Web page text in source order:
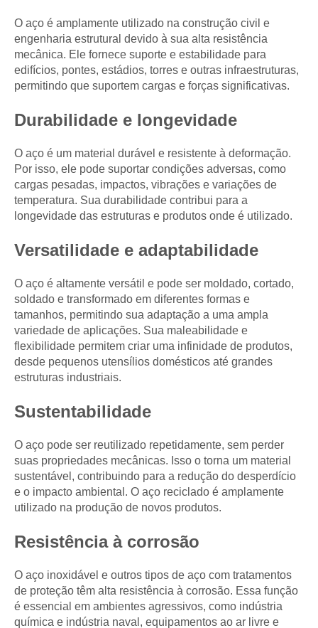
O aço é amplamente utilizado na construção civil e
engenharia estrutural devido à sua alta resistência
mecânica. Ele fornece suporte e estabilidade para
edifícios, pontes, estádios, torres e outras infraestruturas,
permitindo que suportem cargas e forças significativas.
Durabilidade e longevidade
O aço é um material durável e resistente à deformação.
Por isso, ele pode suportar condições adversas, como
cargas pesadas, impactos, vibrações e variações de
temperatura. Sua durabilidade contribui para a
longevidade das estruturas e produtos onde é utilizado.
Versatilidade e adaptabilidade
O aço é altamente versátil e pode ser moldado, cortado,
soldado e transformado em diferentes formas e
tamanhos, permitindo sua adaptação a uma ampla
variedade de aplicações. Sua maleabilidade e
flexibilidade permitem criar uma infinidade de produtos,
desde pequenos utensílios domésticos até grandes
estruturas industriais.
Sustentabilidade
O aço pode ser reutilizado repetidamente, sem perder
suas propriedades mecânicas. Isso o torna um material
sustentável, contribuindo para a redução do desperdício
e o impacto ambiental. O aço reciclado é amplamente
utilizado na produção de novos produtos.
Resistência à corrosão
O aço inoxidável e outros tipos de aço com tratamentos
de proteção têm alta resistência à corrosão. Essa função
é essencial em ambientes agressivos, como indústria
química e indústria naval, equipamentos ao ar livre e